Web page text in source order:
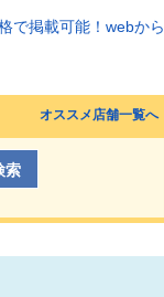
オススメ店舗一覧へ